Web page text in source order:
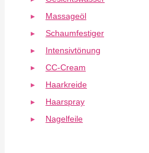
Massageöl
Schaumfestiger
Intensivtönung
CC-Cream
Haarkreide
Haarspray
Nagelfeile